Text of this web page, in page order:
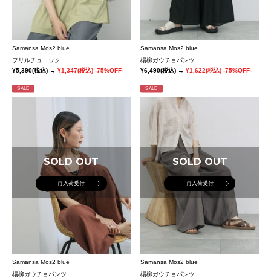
Samansa Mos2 blue
フリルチュニック
¥5,390(税込) → ¥1,347(税込) -75%OFF-
Samansa Mos2 blue
楊柳ガウチョパンツ
¥6,490(税込)→¥1,622(税込) -75%OFF-
SALE
SOLD OUT
再入荷受付
Samansa Mos2 blue
楊柳ガウチョパンツ
SALE
SOLD OUT
再入荷受付
Samansa Mos2 blue
楊柳ガウチョパンツ